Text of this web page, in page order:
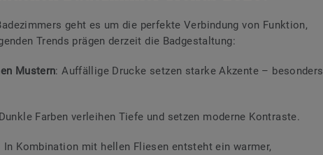
geht es um die perfekte Verbindung von Funktion,
Trends prägen derzeit die Badgestaltung:
Mustern: Auffällige Drucke setzen starke Akzente – besonders
Farben verleihen Tiefe und setzen moderne Kontraste.
In Kombination mit hellen Fliesen entsteht ein warmer,